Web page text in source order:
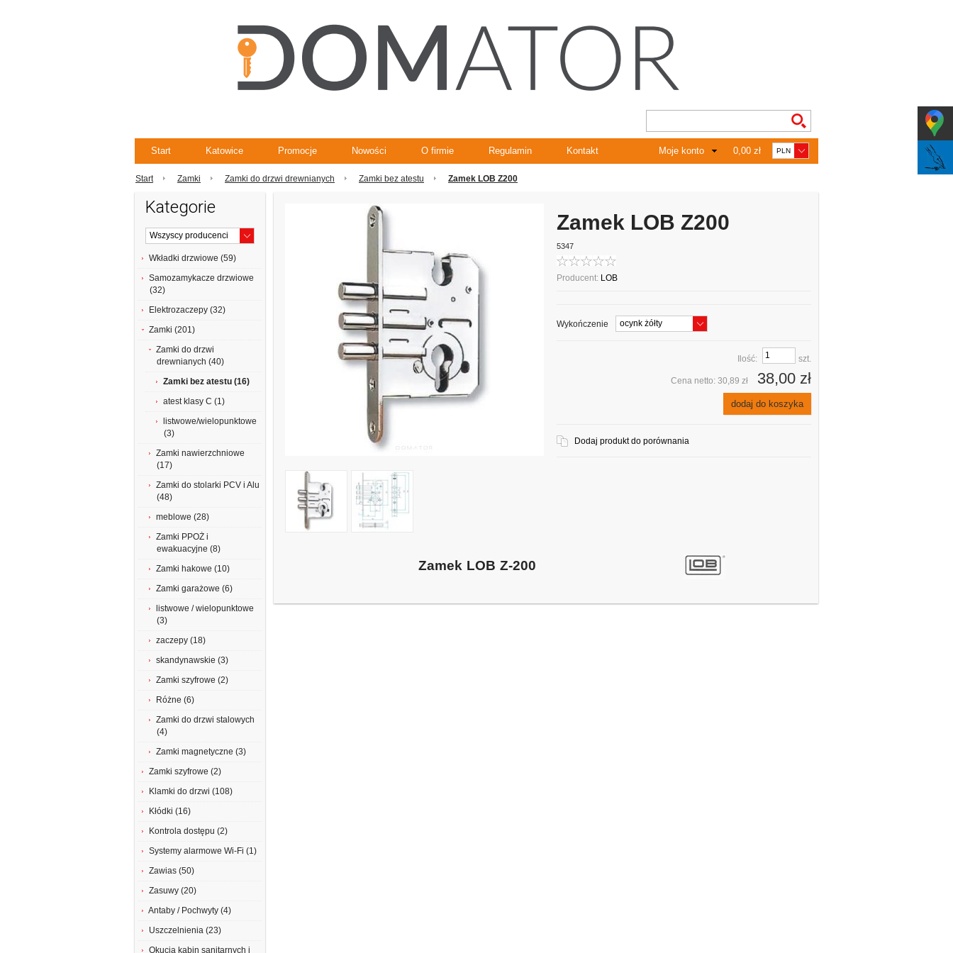
Start Katowice Promocje Nowości O firmie Regulamin Kontakt 0,00 zł
Moje konto
Start Zamki Zamki do drzwi drewnianych Zamki bez atestu Zamek LOB Z200
Kategorie
Wkładki drzwiowe (59)
Samozamykacze drzwiowe
(32)
Elektrozaczepy (32)
Zamki (201)
Zamki do drzwi
drewnianych (40)
Zamki bez atestu (16)
atest klasy C (1)
listwowe/wielopunktowe
(3)
Zamki nawierzchniowe
(17)
Zamki do stolarki PCV i Alu
(48)
meblowe (28)
Zamki PPOŻ i
ewakuacyjne (8)
Zamki hakowe (10)
Zamki garażowe (6)
listwowe / wielopunktowe
(3)
zaczepy (18)
skandynawskie (3)
Zamki szyfrowe (2)
Różne (6)
Zamki do drzwi stalowych
(4)
Zamki magnetyczne (3)
Zamki szyfrowe (2)
Klamki do drzwi (108)
Kłódki (16)
Kontrola dostępu (2)
Systemy alarmowe Wi-Fi (1)
Zawias (50)
Zasuwy (20)
Antaby / Pochwyty (4)
Uszczelnienia (23)
Okucia kabin sanitarnych i
Zamek LOB Z200
5347
Producent: LOB
Wykończenie
Ilość: szt.
Cena netto: 30,89 zł 38,00 zł
dodaj do koszyka
Dodaj produkt do porównania
Zamek LOB Z-200